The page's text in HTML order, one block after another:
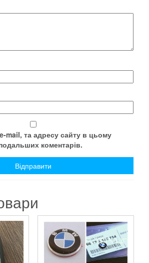
mail, та адресу сайту в цьому
коментарів.